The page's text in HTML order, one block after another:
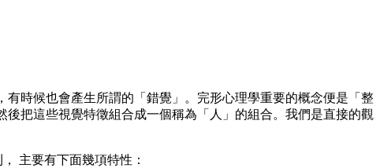
時候也會產生所謂的「錯覺」。完形心理學重要的概念便是「整
把這些視覺特徵組合成一個稱為「人」的組合。我們是直接的觀
主要有下面幾項特性：